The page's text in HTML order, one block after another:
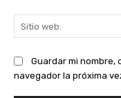
Guardar mi nombre,
navegador la próxima